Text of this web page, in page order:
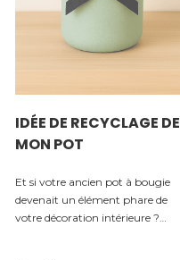
IDÉE DE RECYCLAGE DE
MON POT
Et si votre ancien pot à bougie
devenait un élément phare de
votre décoration intérieure ?